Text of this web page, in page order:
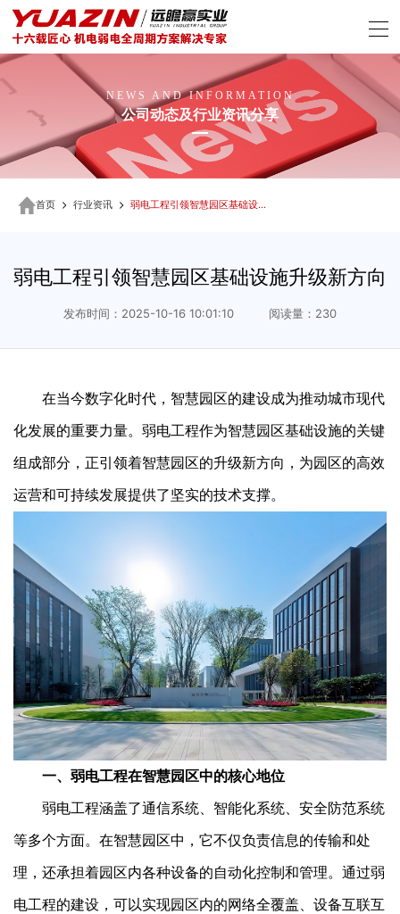
NEWS AND INFORMATION
公司动态及行业资讯分享
首页 行业资讯 弱电工程引领智慧园区基础设施升级新方向
弱电工程引领智慧园区基础设施升级新方向
发布时间：2025-10-16 10:01:10 阅读量：230
在当今数字化时代，智慧园区的建设成为推动城市现代
化发展的重要力量。弱电工程作为智慧园区基础设施的关键
组成部分，正引领着智慧园区的升级新方向，为园区的高效
运营和可持续发展提供了坚实的技术支撑。
一、弱电工程在智慧园区中的核心地位
弱电工程涵盖了通信系统、智能化系统、安全防范系统
等多个方面。在智慧园区中，它不仅负责信息的传输和处
理，还承担着园区内各种设备的自动化控制和管理。通过弱
电工程的建设，可以实现园区内的网络全覆盖、设备互联互